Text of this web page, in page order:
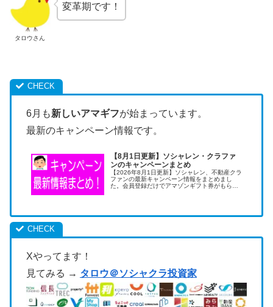
タロウさん
変革期です！
6月も新しいアマギフが始まっています。
最新のキャンペーン情報です。
【8月1日更新】ソシャレン・クラファ
ンのキャンペーンまとめ
【2026年8月1日更新】ソシャレン、不動産クラ
ファンの最新キャンペーン情報をまとめまし
た。会員登録だけでアマゾンギフト券がもらえ
Xやってます！
見てみる → タロウ＠ソシャクラ投資家